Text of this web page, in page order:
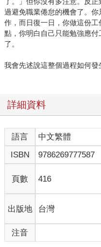
過避免職業倦怠的機會了。
作，而日復一日，你做這份
點，你明白自己只能勉強應
了。
我會先述說這整個過程如何發
詳細資料
語言 中文繁體
ISBN
9786269777587
頁數 416
出版地 台灣
注音